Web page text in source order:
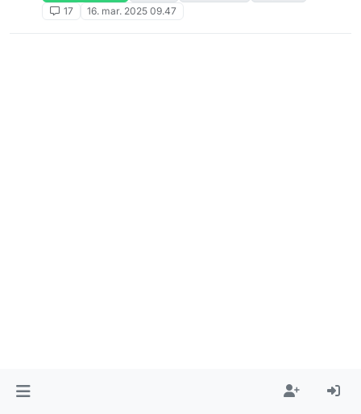
17
16. mar. 2025 09.47